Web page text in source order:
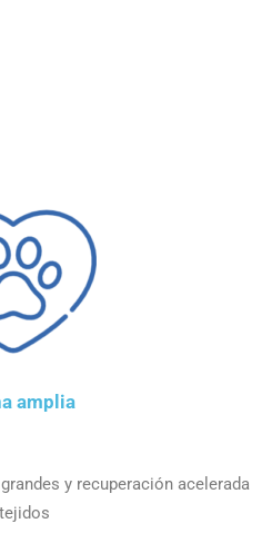
amplia
y recuperación acelerada